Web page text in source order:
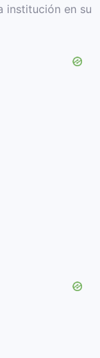
institución en su